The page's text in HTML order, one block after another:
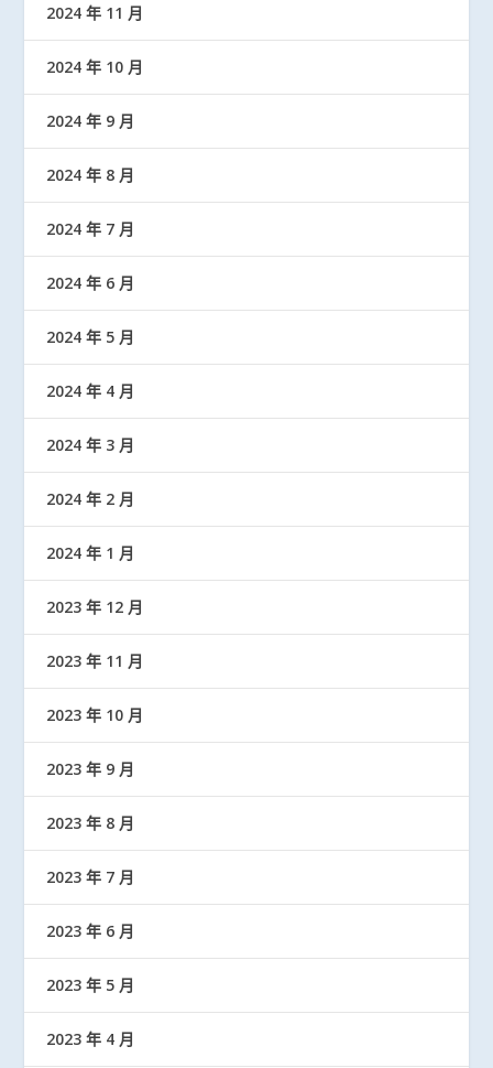
2024 年 11 月
2024 年 10 月
2024 年 9 月
2024 年 8 月
2024 年 7 月
2024 年 6 月
2024 年 5 月
2024 年 4 月
2024 年 3 月
2024 年 2 月
2024 年 1 月
2023 年 12 月
2023 年 11 月
2023 年 10 月
2023 年 9 月
2023 年 8 月
2023 年 7 月
2023 年 6 月
2023 年 5 月
2023 年 4 月